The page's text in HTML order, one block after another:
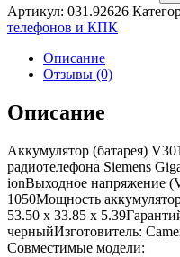
Артикул: 031.92626
телефонов и КПК
Описание
Отзывы (0)
Описание
Аккумулятор (батарея)
радиотелефона Siemens
ionВыходное напряжение
1050Мощность
53.50 x 33.85 x
черныйИзготовитель:
Совместимые модели: